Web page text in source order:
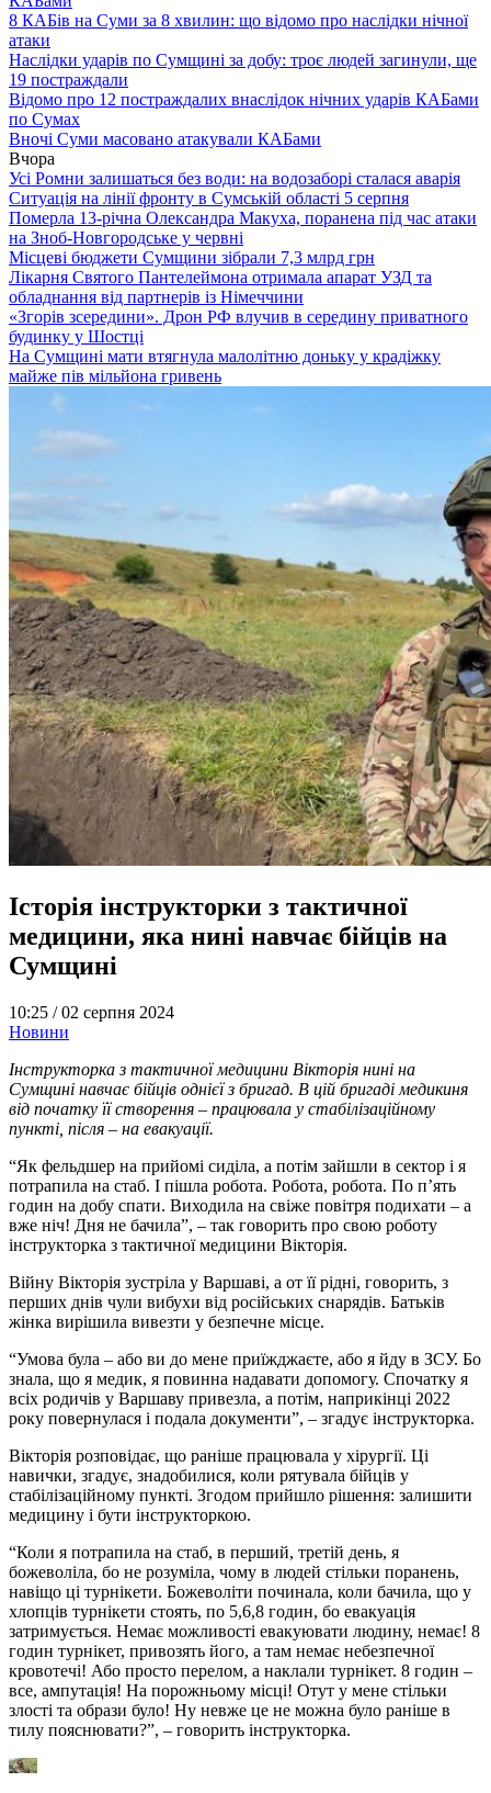
8 КАБів на Суми за 8 хвилин: що відомо про наслідки нічної
атаки
Наслідки ударів по Сумщині за добу: троє людей загинули, ще
19 постраждали
Відомо про 12 постраждалих внаслідок нічних ударів КАБами
по Сумах
Вночі Суми масовано атакували КАБами
Вчора
Усі Ромни залишаться без води: на водозаборі сталася аварія
Ситуація на лінії фронту в Сумській області 5 серпня
Померла 13-річна Олександра Макуха, поранена під час атаки
на Зноб-Новгородське у червні
Місцеві бюджети Сумщини зібрали 7,3 млрд грн
Лікарня Святого Пантелеймона отримала апарат УЗД та
обладнання від партнерів із Німеччини
«Згорів зсередини». Дрон РФ влучив в середину приватного
будинку у Шостці
На Сумщині мати втягнула малолітню доньку у крадіжку
майже пів мільйона гривень
Історія інструкторки з тактичної
медицини, яка нині навчає бійців на
Сумщині
10:25 /02 серпня 2024
Новини
Інструкторка з тактичної медицини Вікторія нині на
Сумщині навчає бійців однієї з бригад. В цій бригаді медикиня
від початку її створення – працювала у стабілізаційному
пункті, після – на евакуації.
“Як фельдшер на прийомі сиділа, а потім зайшли в сектор і я
потрапила на стаб. І пішла робота. Робота, робота. По п’ять
годин на добу спати. Виходила на свіже повітря подихати – а
вже ніч! Дня не бачила”, – так говорить про свою роботу
інструкторка з тактичної медицини Вікторія.
Війну Вікторія зустріла у Варшаві, а от її рідні, говорить, з
перших днів чули вибухи від російських снарядів. Батьків
жінка вирішила вивезти у безпечне місце.
“Умова була – або ви до мене приїжджаєте, або я йду в ЗСУ. Бо
знала, що я медик, я повинна надавати допомогу. Спочатку я
всіх родичів у Варшаву привезла, а потім, наприкінці 2022
року повернулася і подала документи”, – згадує інструкторка.
Вікторія розповідає, що раніше працювала у хірургії. Ці
навички, згадує, знадобилися, коли рятувала бійців у
стабілізаційному пункті. Згодом прийшло рішення: залишити
медицину і бути інструкторкою.
“Коли я потрапила на стаб, в перший, третій день, я
божеволіла, бо не розуміла, чому в людей стільки поранень,
навіщо ці турнікети. Божеволіти починала, коли бачила, що у
хлопців турнікети стоять, по 5,6,8 годин, бо евакуація
затримується. Немає можливості евакуювати людину, немає! 8
годин турнікет, привозять його, а там немає небезпечної
кровотечі! Або просто перелом, а наклали турнікет. 8 годин –
все, ампутація! На порожньому місці! Отут у мене стільки
злості та образи було! Ну невже це не можна було раніше в
тилу пояснювати?”, – говорить інструкторка.